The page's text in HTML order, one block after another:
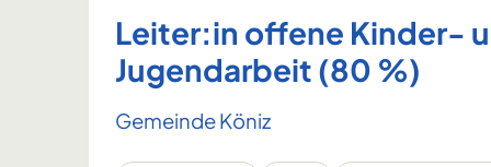
Leiter:in offene Kinder-
Jugendarbeit (80 %)
Gemeinde Köniz